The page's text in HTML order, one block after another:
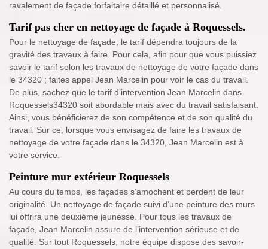
ravalement de façade forfaitaire détaillé et personnalisé.
Tarif pas cher en nettoyage de façade à Roquessels.
Pour le nettoyage de façade, le tarif dépendra toujours de la
gravité des travaux à faire. Pour cela, afin pour que vous puissiez
savoir le tarif selon les travaux de nettoyage de votre façade dans
le 34320 ; faites appel Jean Marcelin pour voir le cas du travail.
De plus, sachez que le tarif d’intervention Jean Marcelin dans
Roquessels34320 soit abordable mais avec du travail satisfaisant.
Ainsi, vous bénéficierez de son compétence et de son qualité du
travail. Sur ce, lorsque vous envisagez de faire les travaux de
nettoyage de votre façade dans le 34320, Jean Marcelin est à
votre service.
Peinture mur extérieur Roquessels
Au cours du temps, les façades s’amochent et perdent de leur
originalité. Un nettoyage de façade suivi d’une peinture des murs
lui offrira une deuxième jeunesse. Pour tous les travaux de
façade, Jean Marcelin assure de l’intervention sérieuse et de
qualité. Sur tout Roquessels, notre équipe dispose des savoir-